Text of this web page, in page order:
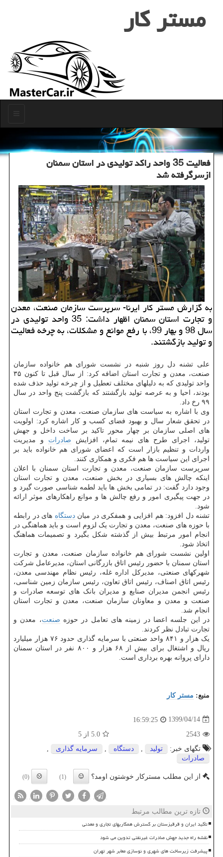
مستر كار
فعالیت 35 واحد راكد تولیدی در استان سمنان
ازسرگرفته شد
به گزارش مستر كار ایرنا- سرپرست سازمان صنعت، معدن
و تجارت استان سمنان اظهار داشت: 35 واحد تولیدی در
سال 98 و بهار 99، با رفع موانع و مشكلات، به چرخه فعالیت
و تولید بازگشتند.
علی تشنه دل روز شنبه در نشست شورای هم خانواده سازمان
صنعت، معدن و تجارت استان اضافه کرد: از سال قبل تا کنون ۳۵
واحد تولیدی که به دلیلهای مختلف تعطیل و از چرخه تولید حذف شده
بودند، احیا و به عرصه تولید بازگشتند که بازگشت پنج واحد در سال
۹۹ رخ داد.
وی با اشاره به سیاست های سازمان صنعت، معدن و تجارت استان
در تحقق شعار سال و بهبود فضای کسب و کار اشاره کرد: اولویت
های اصلی سازمان بر چهار محور تاکید بر ساخت داخل و جهش
تولید، اجرای طرح های نیمه تمام، افزایش صادرات و مدیریت
واردات و تنظیم بازار است که اعضای شورای هم خانواده باید بر
اجرای این سیاست ها هم فکری و همکاری کنند.
سرپرست سازمان صنعت، معدن و تجارت استان سمنان با اعلان
اینکه چالش های بسیاری در بخش صنعت، معدن و تجارت استان
وجود دارد گفت: در تمامی بخش ها باید لطمه شناسی صورت گیرد و
در جهت پیگیری امور و رفع چالش ها و موانع راهکارهای موثر ارائه
شود.
تشنه دل افزود: هم افزایی و همفکری در میاندستگاه های در رابطه
با حوزه های صنعت، معدن و تجارت یک لزوم است و باید هماهنگی در
انجام امور مرتبط بیش از گذشته شکل بگیرد و تصمیمات هماهنگ
اتخاذ شود.
اولین نشست شورای هم خانواده سازمان صنعت، معدن و تجارت
استان سمنان با حضور رئیس اتاق بازرگانی استان، مدیرعامل شرکت
شهرکهای صنعتی، مدیرکل اداره غله، رئیس نظام مهندسی معدن،
رئیس اتاق اصناف، رئیس اتاق تعاون، رئیس سازمان زمین شناسی،
رئیس انجمن مدیران صنایع و مدیران بانک های توسعه صادرات و
صنعت و معدن و معاونان سازمان صنعت، معدن و تجارت استان
انجام شد.
در این جلسه اعضا در زمینه های تعامل در حوزه صنعت، معدن و
تجارت تبادل نظر کردند.
یک هزار و ۸۴۱ واحد صنعتی با سرمایه گذاری حدود ۷۶ هزار میلیارد
ریال و اشتغال برای بیش از ۶۸ هزار و ۸۰۰ نفر در استان سمنان
دارای پروانه بهره برداری است.
منبع: مستر كار
1399/04/14
16:59:25
2543
5.0 از 5
تگهای خبر:
تولید , دستگاه , سرمایه گذاری
,
صادرات
از این مطلب مسترکار خوشتون اومد؟ (1)
(0)
تازه ترین مطالب مرتبط
تأکید ایران و قرقیزستان بر گسترش همکاریهای تجاری و معدنی
نقشه راه جدید جهش صادرات غیرنفتی تدوین می شود
پیشرفت زیرساخت های شهری و نوسازی معابر شهر تهران